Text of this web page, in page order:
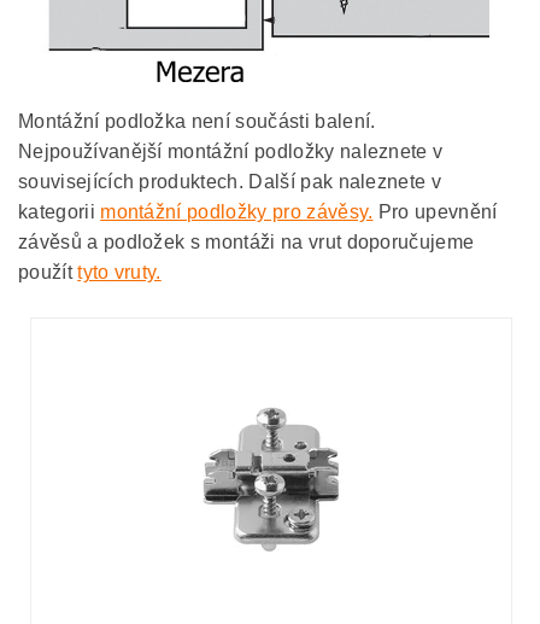
Montážní podložka není součásti balení.
Nejpoužívanější montážní podložky naleznete v
souvisejících produktech. Další pak naleznete v
kategorii montážní podložky pro závěsy. Pro upevnění
závěsů a podložek s montáži na vrut doporučujeme
použíttyto vruty.